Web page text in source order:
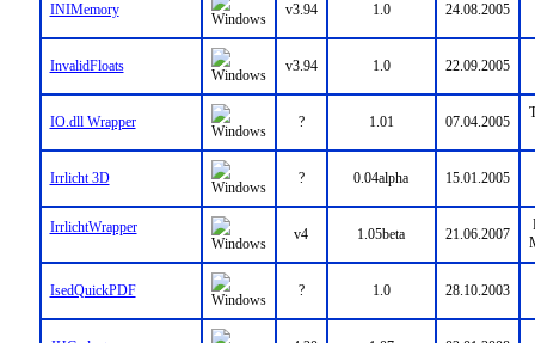
INIMemory v3.94 1.0 24.08.2005
InvalidFloats v3.94 1.0 22.09.2005
IO.dll Wrapper ? 1.01 07.04.2005
Irrlicht 3D ? 0.04alpha 15.01.2005
IrrlichtWrapper v4 1.05beta 21.06.2007
IsedQuickPDF ? 1.0 28.10.2003